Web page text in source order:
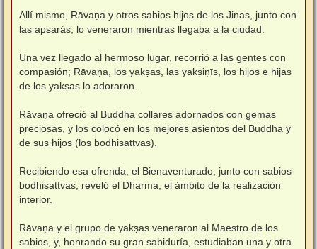
Allí mismo, Rāvaṇa y otros sabios hijos de los Jinas, junto con
las apsarás, lo veneraron mientras llegaba a la ciudad.
Una vez llegado al hermoso lugar, recorrió a las gentes con
compasión; Rāvaṇa, los yakṣas, las yakṣiṇīs, los hijos e hijas
de los yakṣas lo adoraron.
Rāvaṇa ofreció al Buddha collares adornados con gemas
preciosas, y los colocó en los mejores asientos del Buddha y
de sus hijos (los bodhisattvas).
Recibiendo esa ofrenda, el Bienaventurado, junto con sabios
bodhisattvas, reveló el Dharma, el ámbito de la realización
interior.
Rāvaṇa y el grupo de yakṣas veneraron al Maestro de los
sabios, y, honrando su gran sabiduría, estudiaban una y otra